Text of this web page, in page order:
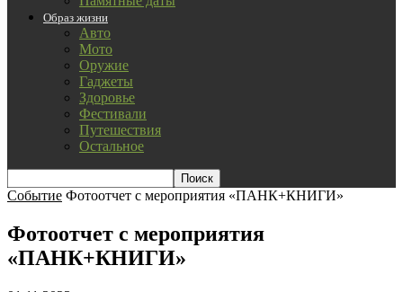
Образ жизни
Авто
Мото
Оружие
Гаджеты
Здоровье
Фестивали
Путешествия
Остальное
Событие Фотоотчет с мероприятия «ПАНК+КНИГИ»
Фотоотчет с мероприятия
«ПАНК+КНИГИ»